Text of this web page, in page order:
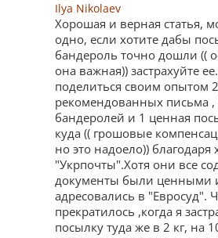
Ilya Nikolaev
Хорошая и верная статья,
одно, если хотите дабы
бандероль точно дошли ((
она важная)) застрахуйте
поделиться своим опытом 2
рекомендованных письма
бандеролей и 1 ценная
куда (( грошовые
но это надоело)) благодаря
"Укрпочты".Хотя они все
документы были ценными
адресовались в "Евросуд".
прекратилось ,когда я
посылку туда же в 2 кг, на